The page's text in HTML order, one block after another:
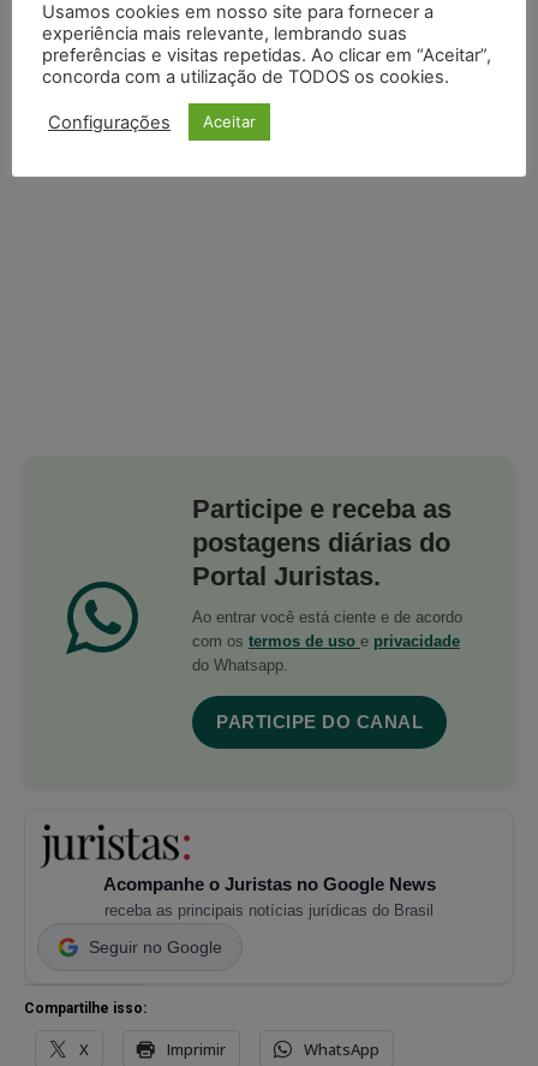
Participe e receba as
postagens diárias do
Portal Juristas.
Ao entrar você está ciente e de acordo
com os termos de uso e privacidade
do Whatsapp.
PARTICIPE DO CANAL
Acompanhe o Juristas no Google News
receba as principais notícias jurídicas do Brasil
Seguir no Google
Compartilhe isso:
X Imprimir WhatsApp
Usamos cookies em nosso site para fornecer a
experiência mais relevante, lembrando suas
preferências e visitas repetidas. Ao clicar em “Aceitar”,
concorda com a utilização de TODOS os cookies.
Configurações Aceitar